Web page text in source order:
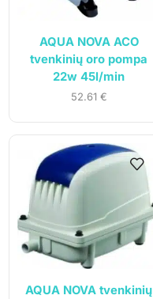
AQUA NOVA ACO
tvenkinių oro pompa
22w 45l/min
52.61 €
AQUA NOVA tvenkinių